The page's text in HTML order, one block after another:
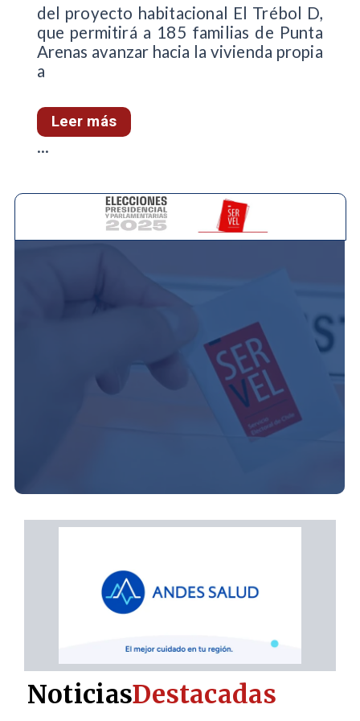
del proyecto habitacional El Trébol D,
que permitirá a 185 familias de Punta
Arenas avanzar hacia la vivienda propia
a
Leer más
...
NoticiasDestacadas